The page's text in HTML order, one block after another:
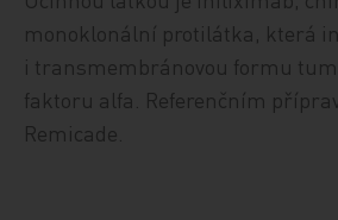
monoklonální protilátka, která
i transmembránovou formu
faktoru alfa. Referenčním
Remicade.